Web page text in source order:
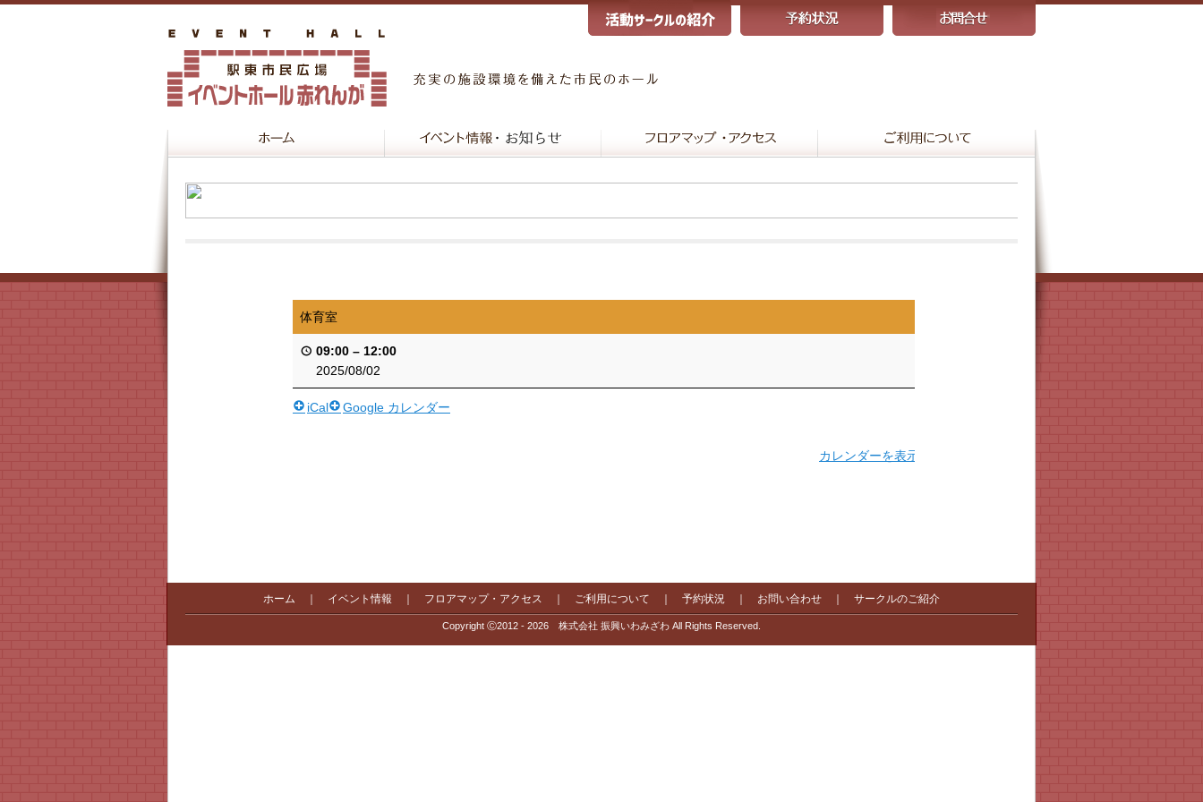
体育室
09:00 – 12:00
2025/08/02
iCal Google カレンダー
カレンダーを表示
ホーム イベント情報 フロアマップ・アクセス ご利用について 予約状況 お問い合わせ サークルのご紹介
Copyright Ⓒ2012 - 2026 株式会社 振興いわみざわ All Rights Reserved.